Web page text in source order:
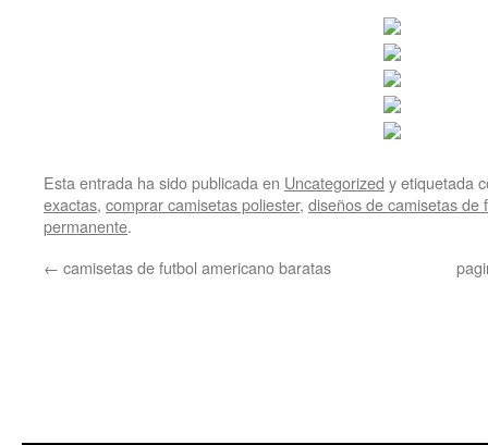
Esta entrada ha sido publicada en Uncategorized y etiquetada
exactas, comprar camisetas poliester, diseños de camisetas de
permanente.
← camisetas de futbol americano baratas